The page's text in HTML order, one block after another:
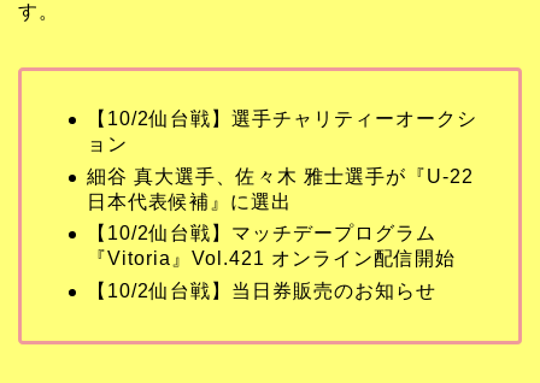
す。
【10/2仙台戦】選手チャリティーオークシ
ョン
細谷 真大選手、佐々木 雅士選手が『U-22
日本代表候補』に選出
【10/2仙台戦】マッチデープログラム
『Vitoria』Vol.421 オンライン配信開始
【10/2仙台戦】当日券販売のお知らせ